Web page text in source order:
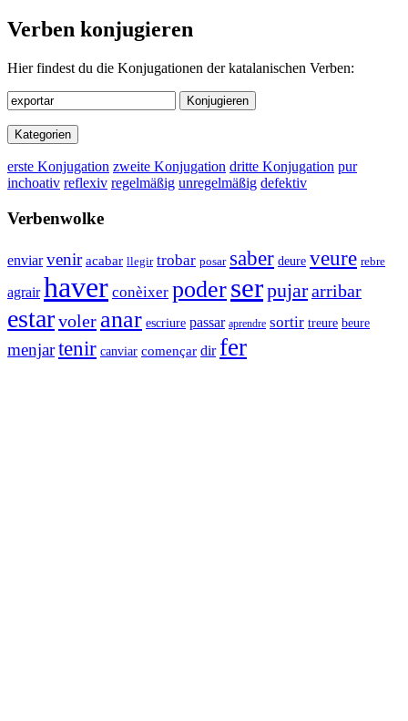
Verben konjugieren
Hier findest du die Konjugationen der katalanischen Verben:
Konjugieren
Kategorien
erste Konjugation zweite Konjugation dritte Konjugation pur
inchoativ reflexiv regelmäßig unregelmäßig defektiv
Verbenwolke
enviar venir acabar llegir trobar posar saber deure veure rebre
agrair haver conèixer poderserpujararribar
estarvoler anar escriure passar aprendre sortir treure beure
menjartenir canviar començar dir fer